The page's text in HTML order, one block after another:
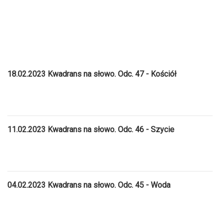
18.02.2023 Kwadrans na słowo. Odc. 47 - Kościół
11.02.2023 Kwadrans na słowo. Odc. 46 - Szycie
04.02.2023 Kwadrans na słowo. Odc. 45 - Woda